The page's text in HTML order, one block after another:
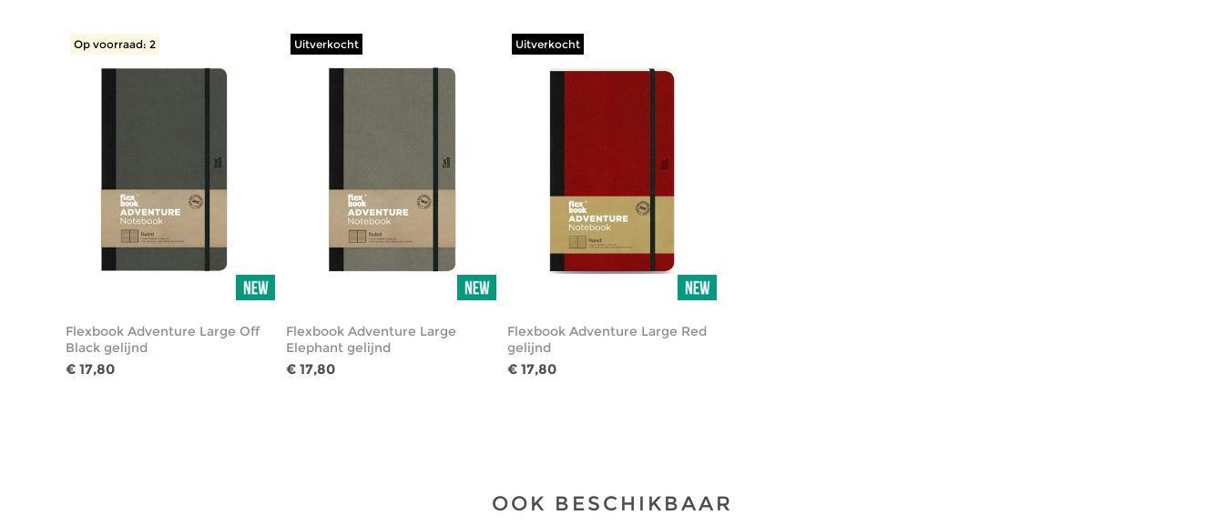
Op voorraad: 2
Flexbook Adventure Large Off
Black gelijnd
€ 17,80
Uitverkocht
Flexbook Adventure Large
Elephant gelijnd
€ 17,80
Uitverkocht
Flexbook Adventure Large Red
gelijnd
€ 17,80
OOK BESCHIKBAAR